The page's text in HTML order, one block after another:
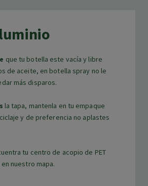
que tu botella este vacía y libre
de aceite, en botella spray no le
más disparos.
la tapa, mantenla en tu empaque
y de preferencia no aplastes
tu centro de acopio de PET
en nuestro mapa.